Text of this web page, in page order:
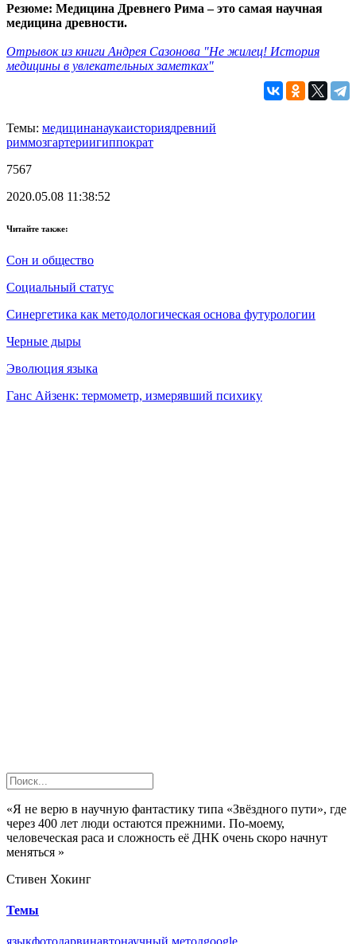
Резюме: Медицина Древнего Рима – это самая научная
медицина древности.
Отрывок из книги Андрея Сазонова "Не жилец! История
медицины в увлекательных заметках"
Темы: медицинанаукаисториядревний
риммозгартериигиппократ
7567
2020.05.08 11:38:52
Читайте также:
Сон и общество
Социальный статус
Синергетика как методологическая основа футурологии
Черные дыры
Эволюция языка
Ганс Айзенк: термометр, измерявший психику
«Я не верю в научную фантастику типа «Звёздного пути», где
через 400 лет люди остаются прежними. По-моему,
человеческая раса и сложность её ДНК очень скоро начнут
меняться »
Стивен Хокинг
Темы